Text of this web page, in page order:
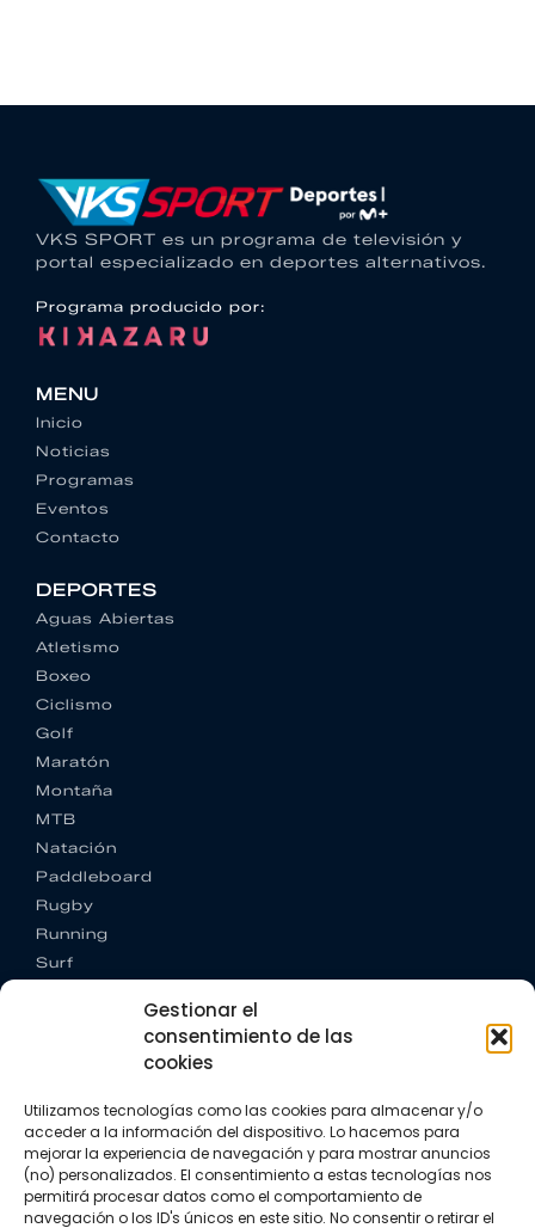
Gestionar el
consentimiento de las
cookies
Utilizamos tecnologías como las cookies para almacenar y/o
acceder a la información del dispositivo. Lo hacemos para
mejorar la experiencia de navegación y para mostrar anuncios
(no) personalizados. El consentimiento a estas tecnologías nos
permitirá procesar datos como el comportamiento de
navegación o los ID's únicos en este sitio. No consentir o retirar el
VKS SPORT es un programa de televisión y
portal especializado en deportes alternativos.
Programa producido por:
MENU
Inicio
Noticias
Programas
Eventos
Contacto
DEPORTES
Aguas Abiertas
Atletismo
Boxeo
Ciclismo
Golf
Maratón
Montaña
MTB
Natación
Paddleboard
Rugby
Running
Surf
CONTACTO
+34 662 342 177
info@vkssport.com
SÍGUENOS